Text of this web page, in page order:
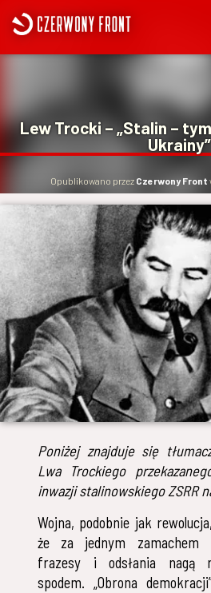
Lew Trocki – „Stalin –
Ukrainy”
Opublikowano przez Czerwony Front
Poniżej znajduje się
Lwa Trockiego
inwazji stalinowskiego ZSRR
Wojna, podobnie jak
że za jednym zamachem
frazesy i odsłania nagą
spodem. „Obrona